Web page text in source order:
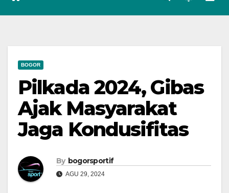
BOGOR
Pilkada 2024, Gibas
Ajak Masyarakat
Jaga Kondusifitas
By bogorsportif
AGU 29, 2024